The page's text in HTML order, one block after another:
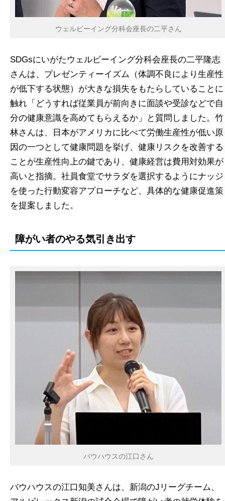
ウェルビーイング分科会座長の二平さん
SDGsにいがたウェルビーイング分科会座長の二平隆志
さんは、プレゼンティーイズム（体調不良により生産性
が低下する状態）が大きな損失をもたらしていることに
触れ「どうすれば従業員が前向きに面談や受診などで自
分の健康意識を高めてもらえるか」と質問しました。竹
林さんは、日本がアメリカに比べて労働生産性が低い原
因の一つとして健康問題を挙げ、健康リスクを改善する
ことが生産性向上の鍵であり、健康経営は費用対効果が
高いと指摘。社員食堂でサラダを選択するようにナッジ
を使った行動変容アプローチなど、具体的な健康促進策
を提案しました。
障がい者のやる気引き出す
バウハウスの江口さん
バウハウスの江口知美さんは、新潟のJリーグチーム、